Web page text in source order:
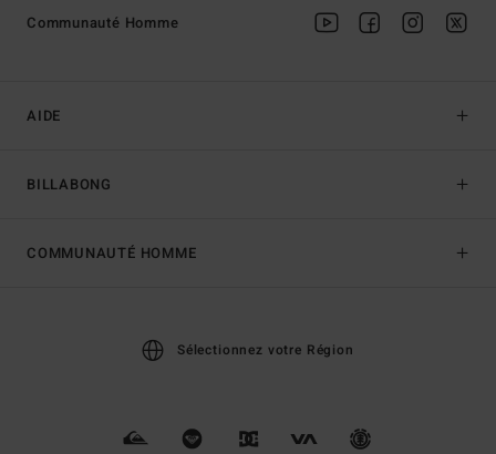
AIDE
BILLABONG
Communauté Homme
COMMUNAUTÉ HOMME
Sélectionnez votre Région